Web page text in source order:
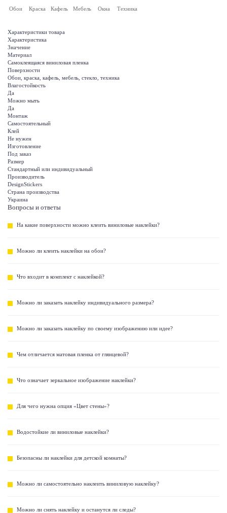
Обои Краска Кафель Мебель Окна Техника
Характеристики товара
Характеристика
Значение
Материал
Самоклеящаяся виниловая пленка
Поверхности
Обои, краска, кафель, мебель, стекло, техника
Влагостойкость
Да
Можно мыть
Да
Монтаж
Самостоятельный
Клей
Не нужен
Изготовление
Под заказ
Размер
Стандартный или индивидуальный
Производитель
DesignStickers
Страна производства
Украина
Вопросы и ответы
На какие поверхности можно клеить виниловые наклейки?
Можно ли клеить наклейки на обои?
Что входит в комплект с наклейкой?
Можно ли заказать наклейку индивидуального размера?
Можно ли заказать наклейку по своему изображению или идее?
Чем отличается матовая пленка от глянцевой?
Что означает зеркальное изображение наклейки?
Для чего нужна опция «Цвет стены»?
Водостойкие ли виниловые наклейки?
Безопасны ли наклейки для детской комнаты?
Можно ли самостоятельно наклеить виниловую наклейку?
Можно ли снять наклейку и останутся ли следы?